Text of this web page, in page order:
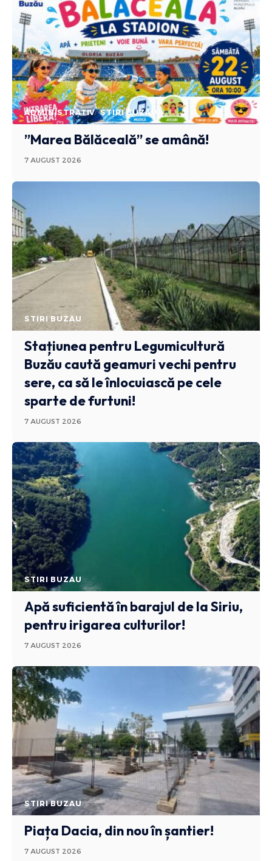
ADMINISTRATIV STIRI BUZAU
”Marea Bălăceală” se amână!
7 AUGUST 2026
STIRI BUZAU
Stațiunea pentru Legumicultură
Buzău caută geamuri vechi pentru
sere, ca să le înlocuiască pe cele
sparte de furtuni!
7 AUGUST 2026
STIRI BUZAU
Apă suficientă în barajul de la Siriu,
pentru irigarea culturilor!
7 AUGUST 2026
STIRI BUZAU
Piața Dacia, din nou în șantier!
7 AUGUST 2026